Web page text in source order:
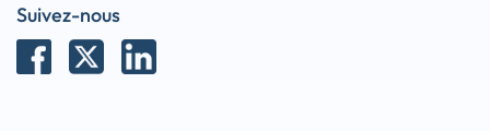
Suivez-nous